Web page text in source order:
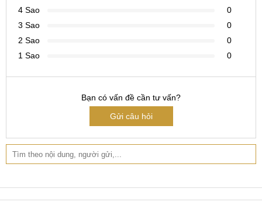
4 Sao
0
3 Sao
0
2 Sao
0
1 Sao
0
Bạn có vấn đề cần tư vấn?
Gửi câu hỏi